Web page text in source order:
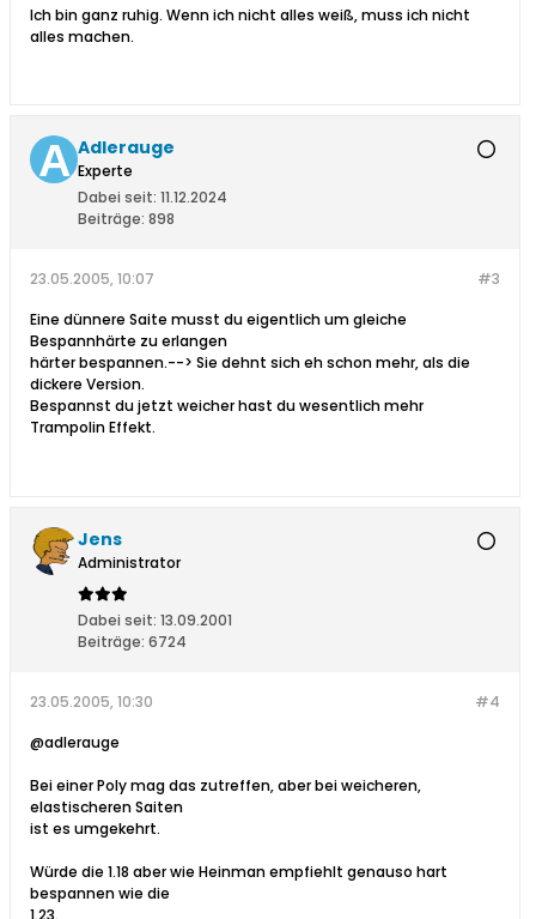
Ich bin ganz ruhig. Wenn ich nicht alles weiß, muss ich nicht
alles machen.
Adlerauge
Experte
Dabei seit: 11.12.2024
Beiträge: 898
#3
23.05.2005, 10:07
Eine dünnere Saite musst du eigentlich um gleiche
Bespannhärte zu erlangen
härter bespannen.--> Sie dehnt sich eh schon mehr, als die
dickere Version.
Bespannst du jetzt weicher hast du wesentlich mehr
Trampolin Effekt.
Jens
Administrator
Dabei seit: 13.09.2001
Beiträge: 6724
#4
23.05.2005, 10:30
@adlerauge
Bei einer Poly mag das zutreffen, aber bei weicheren,
elastischeren Saiten
ist es umgekehrt.
Würde die 1.18 aber wie Heinman empfiehlt genauso hart
bespannen wie die